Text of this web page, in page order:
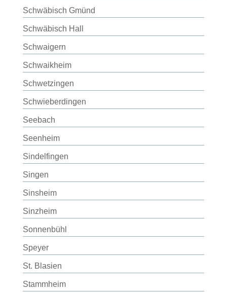
Schwäbisch Gmünd
Schwäbisch Hall
Schwaigern
Schwaikheim
Schwetzingen
Schwieberdingen
Seebach
Seenheim
Sindelfingen
Singen
Sinsheim
Sinzheim
Sonnenbühl
Speyer
St. Blasien
Stammheim